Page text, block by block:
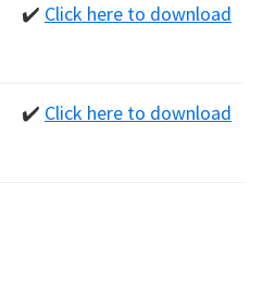
✔️ Click here to download
✔️ Click here to download